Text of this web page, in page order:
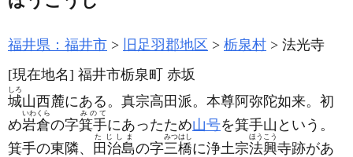
福井県：福井市 旧足羽郡地区 栃泉村
法光寺
[現在地名] 福井市栃泉町 赤坂
城
しろ
山西麓にある。真宗高田派。本尊阿弥陀如来。初
め岩倉
いわくら
の字箕手
みのて
にあったため山号を箕手山という。
箕手の東隣、
田治島
たじしま
の字三橋
みつはし
に浄土宗法興
ほうこう
寺跡があ